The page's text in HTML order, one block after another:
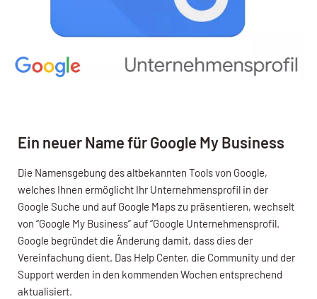
Ein neuer Name für Google My Business
Die Namensgebung des altbekannten Tools von Google,
welches Ihnen ermöglicht Ihr Unternehmensprofil in der
Google Suche und auf Google Maps zu präsentieren, wechselt
von “Google My Business” auf “Google Unternehmensprofil.
Google begründet die Änderung damit, dass dies der
Vereinfachung dient. Das Help Center, die Community und der
Support werden in den kommenden Wochen entsprechend
aktualisiert.